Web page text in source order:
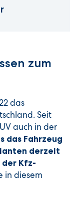
zum
das
Seit
auch in der
das Fahrzeug
derzeit
der Kfz-
in diesem